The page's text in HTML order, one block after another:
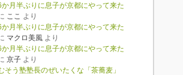
か月半ぶりに息子が京都にやって来た
ここ より
か月半ぶりに息子が京都にやって来た
マクロ美風より
か月半ぶりに息子が京都にやって来た
京子より
そう塾塾長のぜいたくな「茶蕎麦」